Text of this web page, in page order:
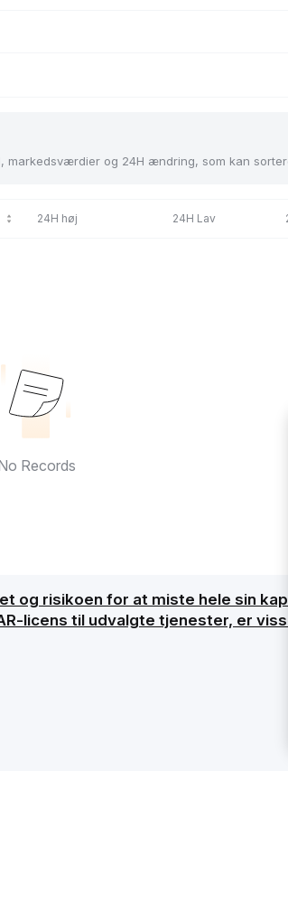
markedsværdier og 24H ændring, som kan
24H høj 24H Lav
Records
risikoen for at miste hele sin
licens til udvalgte tjenester, er